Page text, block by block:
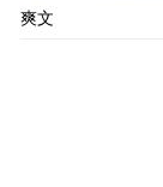
爽文